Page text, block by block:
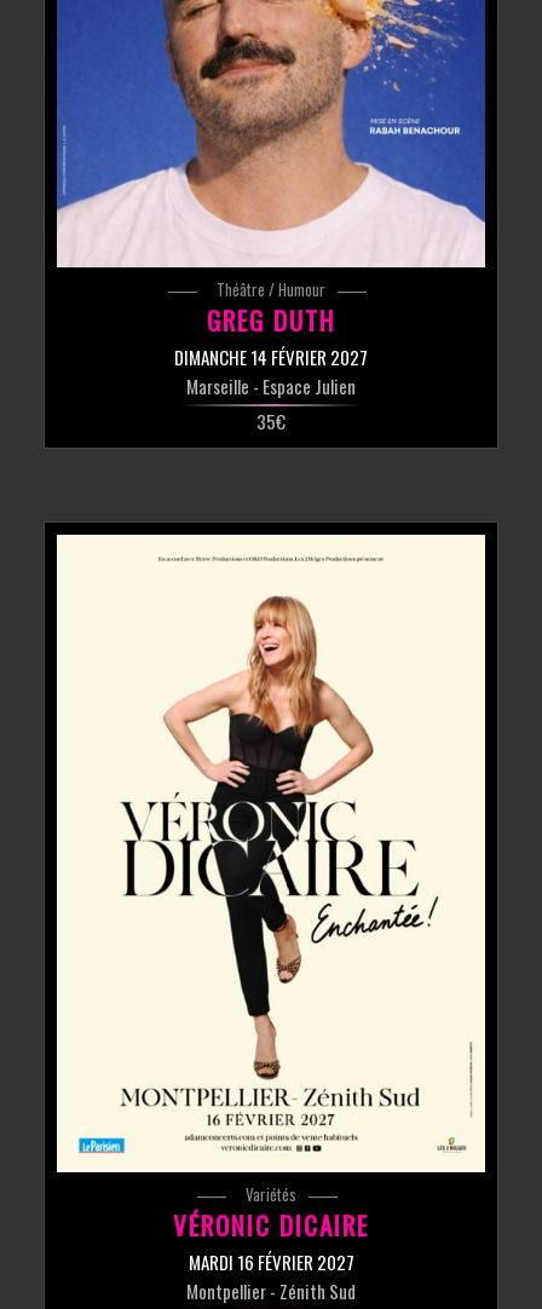
Théâtre / Humour
GREG DUTH
DIMANCHE 14 FÉVRIER 2027
Marseille - Espace Julien
35€
Variétés
VÉRONIC DICAIRE
MARDI 16 FÉVRIER 2027
Montpellier- Zénith Sud